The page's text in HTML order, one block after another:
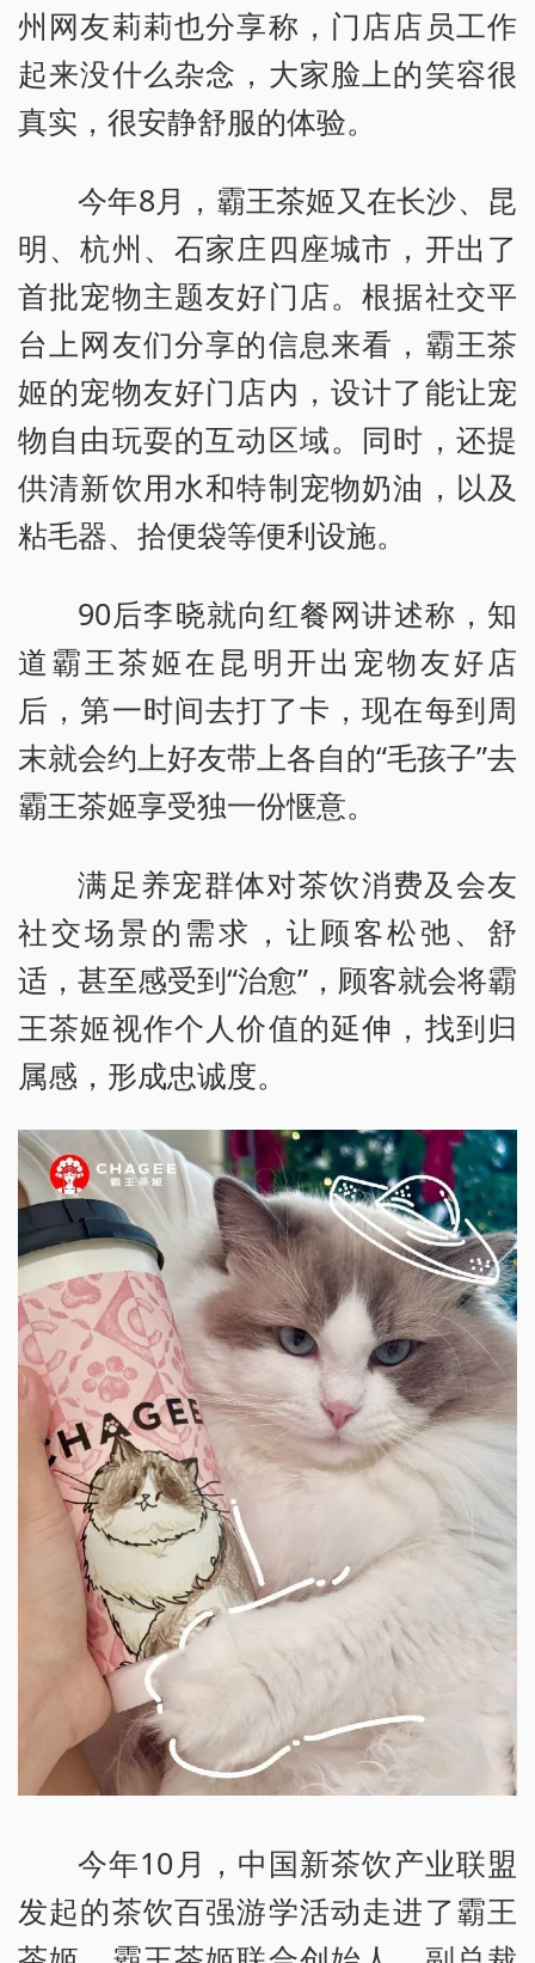
州网友莉莉也分享称，门店店员工作
起来没什么杂念，大家脸上的笑容很
真实，很安静舒服的体验。
今年8月，霸王茶姬又在长沙、昆
明、杭州、石家庄四座城市，开出了
首批宠物主题友好门店。根据社交平
台上网友们分享的信息来看，霸王茶
姬的宠物友好门店内，设计了能让宠
物自由玩耍的互动区域。同时，还提
供清新饮用水和特制宠物奶油，以及
粘毛器、拾便袋等便利设施。
90后李晓就向红餐网讲述称，知
道霸王茶姬在昆明开出宠物友好店
后，第一时间去打了卡，现在每到周
末就会约上好友带上各自的“毛孩子”去
霸王茶姬享受独一份惬意。
满足养宠群体对茶饮消费及会友
社交场景的需求，让顾客松弛、舒
适，甚至感受到“治愈”，顾客就会将霸
王茶姬视作个人价值的延伸，找到归
属感，形成忠诚度。
今年10月，中国新茶饮产业联盟
发起的茶饮百强游学活动走进了霸王